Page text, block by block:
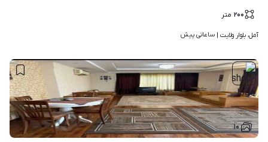
۲۰۰ متر
آمل، بلوار ولایت | ساعاتی پیش
۱۰